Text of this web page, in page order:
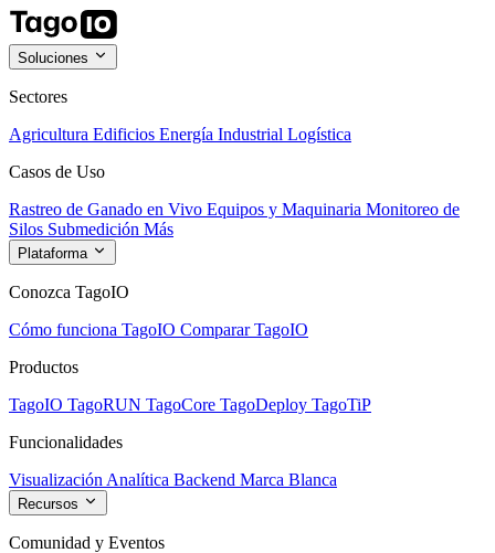
Soluciones
Sectores
Agricultura Edificios Energía Industrial Logística
Casos de Uso
Rastreo de Ganado en Vivo Equipos y Maquinaria Monitoreo de
Silos Submedición Más
Plataforma
Conozca TagoIO
Cómo funciona TagoIO Comparar TagoIO
Productos
TagoIO TagoRUN TagoCore TagoDeploy TagoTiP
Funcionalidades
Visualización Analítica Backend Marca Blanca
Recursos
Comunidad y Eventos